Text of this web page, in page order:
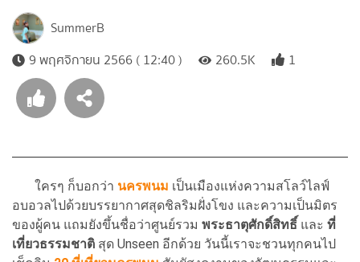
SummerB
9 พฤศจิกายน 2566 ( 12:40 )
260.5K 1
ใครๆ ก็บอกว่า นครพนม เป็นเมืองแห่งความสโลว์ไลฟ์
อบอวลไปด้วยบรรยากาศสุดชิลริมฝั่งโขง และความเป็นมิตร
ของผู้คน แถมยังขึ้นชื่อว่าศูนย์รวม พระธาตุศักดิ์สิทธิ์ และ ที่
เที่ยวธรรมชาติ สุด Unseen อีกด้วย วันนี้เราจะชวนทุกคนไป